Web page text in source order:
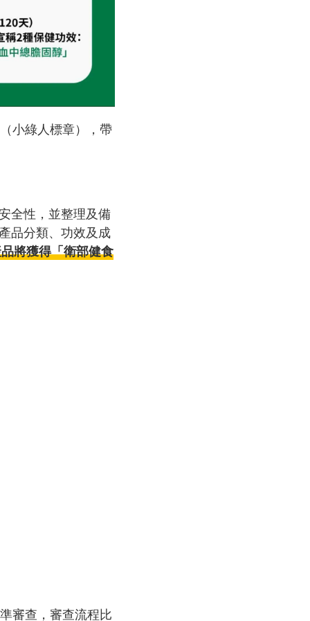
小綠人標章），帶
全性，並整理及備
品分類、功效及成
將獲得「衛部健食
審查，審查流程比